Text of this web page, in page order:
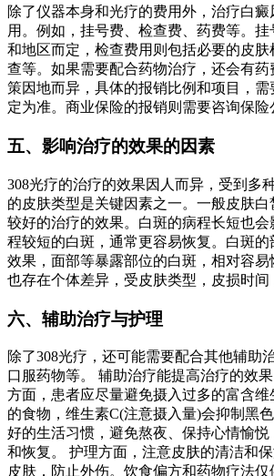
除了仪器本身和光疗的费用外，治疗白
用。例如，挂号费、检查费、药费等。
和地区而定，检查费用则包括必要的皮肤
查等。如果需要配合药物治疗，还会有
策因地而异，具体的报销比例和项目，
定为准。商业保险的报销则需要咨询保险
五、影响治疗的效果的因素
308光疗的治疗的效果因人而异，受到多
的皮肤类型是关键因素之一。一般皮肤
较好的治疗的效果。白斑的病程长短也
程较短的白斑，通常更容易恢复。白斑
效果，面部等暴露部位的白斑，相对容
也存在个体差异，受皮肤类型，皮损时间
六、辅助治疗与护理
除了308光疗，还可能需要配合其他辅助
口服药物等。 辅助治疗能提高治疗的效
方面，患者应尽量避免摄入过多的富含维
的食物，维生素C(注意摄入量)会抑制黑
好的生活习惯，避免熬夜、保持心情愉悦
和恢复。 护理方面，注意皮肤的清洁和
皮肤，防止外伤。饮食偏方和药物疗法